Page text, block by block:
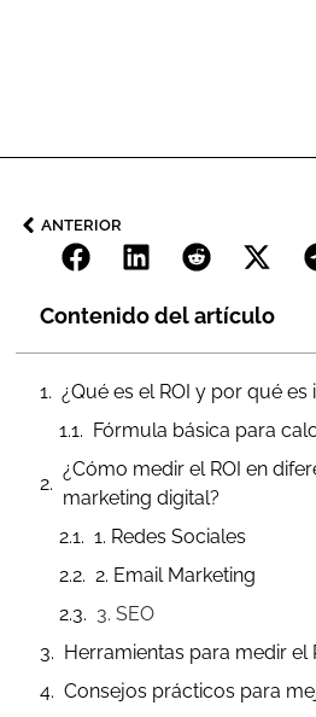
ANTERIOR
Contenido del artículo
¿Qué es el ROI y por qué es
Fórmula básica para
¿Cómo medir el ROI en
marketing digital?
1. Redes Sociales
2. Email Marketing
3. SEO
Herramientas para medir el
Consejos prácticos para